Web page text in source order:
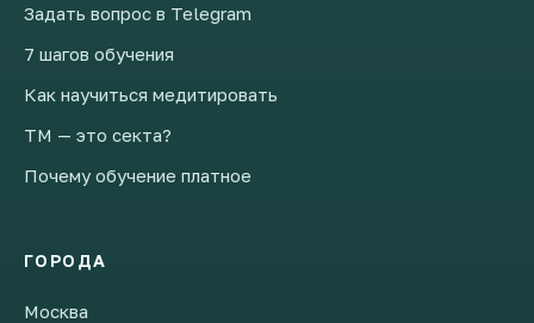
Задать вопрос в Telegram
7 шагов обучения
Как научиться медитировать
ТМ — это секта?
Почему обучение платное
ГОРОДА
Москва